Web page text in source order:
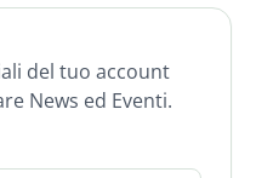
del tuo account
News ed Eventi.